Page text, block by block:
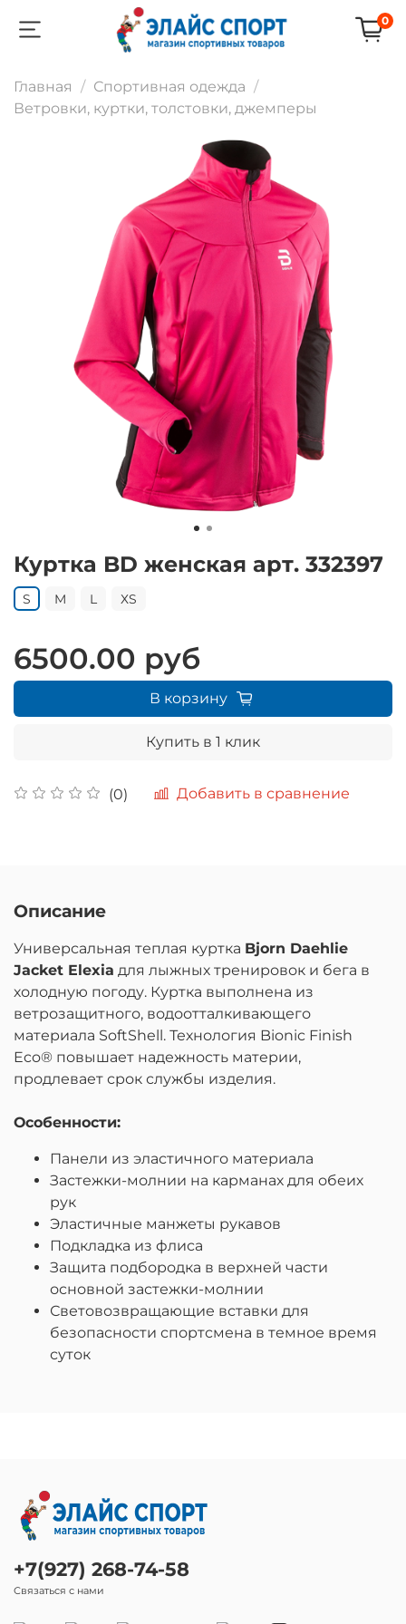
0
Главная
Спортивная одежда
Ветровки, куртки, толстовки, джемперы
Куртка BD женская арт. 332397
(0) Добавить в сравнение
S M L ХS
6500.00 руб
В корзину
Купить в 1 клик
Описание
Универсальная теплая куртка Bjorn Daehlie
Jacket Elexia для лыжных тренировок и бега в
холодную погоду. Куртка выполнена из
ветрозащитного, водоотталкивающего
материала SoftShell. Технология Bionic Finish
Eco® повышает надежность материи,
продлевает срок службы изделия.
Особенности:
Панели из эластичного материала
Застежки-молнии на карманах для обеих
рук
Эластичные манжеты рукавов
Подкладка из флиса
Защита подбородка в верхней части
основной застежки-молнии
Световозвращающие вставки для
безопасности спортсмена в темное время
суток
+7(927) 268-74-58
Связаться с нами